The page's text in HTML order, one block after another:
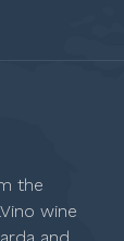
the
wine